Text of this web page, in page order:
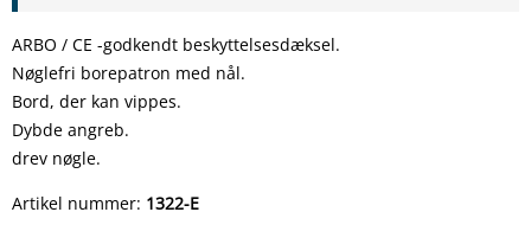
ARBO / CE -godkendt beskyttelsesdæksel.
Nøglefri borepatron med nål.
Bord, der kan vippes.
Dybde angreb.
drev nøgle.
Artikel nummer: 1322-E